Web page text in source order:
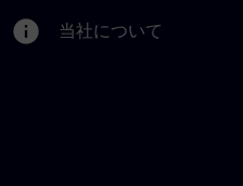
info 当社について